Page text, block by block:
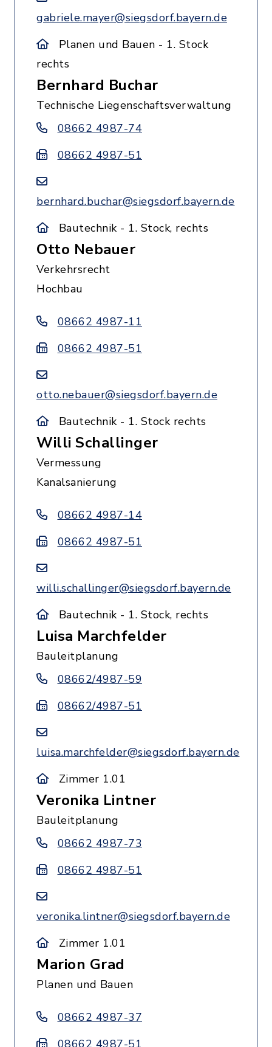
gabriele.mayer@siegsdorf.bayern.de
Planen und Bauen - 1. Stock
rechts
Bernhard Buchar
Technische Liegenschaftsverwaltung
08662 4987-74
08662 4987-51
bernhard.buchar@siegsdorf.bayern.de
Bautechnik - 1. Stock, rechts
Otto Nebauer
Verkehrsrecht
Hochbau
08662 4987-11
08662 4987-51
otto.nebauer@siegsdorf.bayern.de
Bautechnik - 1. Stock rechts
Willi Schallinger
Vermessung
Kanalsanierung
08662 4987-14
08662 4987-51
willi.schallinger@siegsdorf.bayern.de
Bautechnik - 1. Stock, rechts
Luisa Marchfelder
Bauleitplanung
08662/4987-59
08662/4987-51
luisa.marchfelder@siegsdorf.bayern.de
Zimmer 1.01
Veronika Lintner
Bauleitplanung
08662 4987-73
08662 4987-51
veronika.lintner@siegsdorf.bayern.de
Zimmer 1.01
Marion Grad
Planen und Bauen
08662 4987-37
08662 4987-51